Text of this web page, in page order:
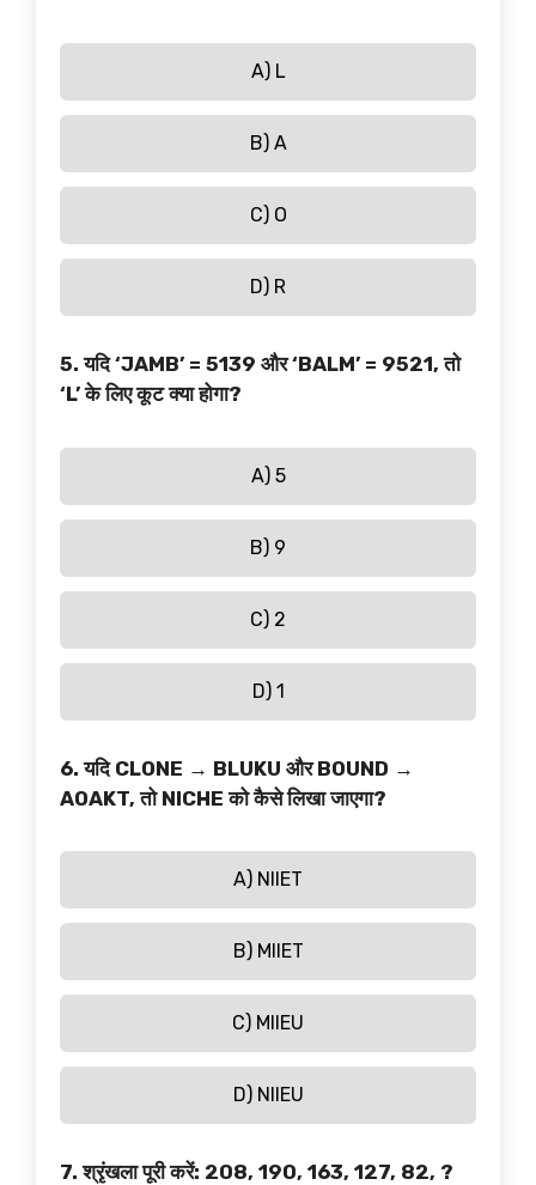
A) L
B) A
C) O
D) R
5. यदि ‘JAMB’ = 5139 और ‘BALM’ = 9521, तो
‘L’ के लिए कूट क्या होगा?
A) 5
B) 9
C) 2
D) 1
6. यदि CLONE → BLUKU और BOUND →
AOAKT, तो NICHE को कैसे लिखा जाएगा?
A) NIIET
B) MIIET
C) MIIEU
D) NIIEU
7. श्रृंखला पूरी करें: 208, 190, 163, 127, 82, ?